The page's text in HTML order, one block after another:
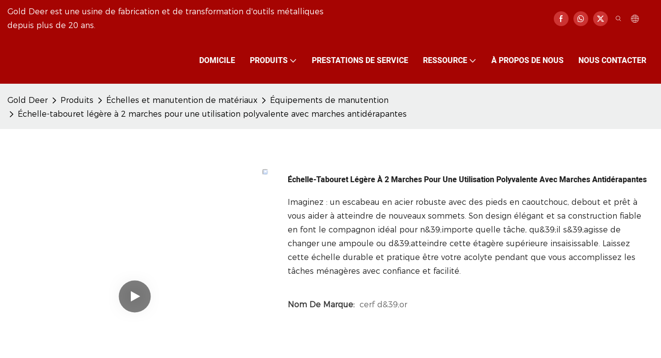
Gold Deer est une usine de fabrication et de transformation d'outils métalliques
depuis plus de 20 ans.
DOMICILE PRODUITS PRESTATIONS DE SERVICE RESSOURCE À PROPOS DE NOUS NOUS CONTACTER
Gold Deer Produits Échelles et manutention de matériaux
Équipements de manutention
Échelle-tabouret légère à 2 marches pour une utilisation polyvalente avec marches antidérapantes
Échelle-Tabouret Légère À 2 Marches Pour Une Utilisation Polyvalente Avec Marches Antidérapantes
Imaginez : un escabeau en acier robuste avec des pieds en caoutchouc, debout et prêt à
vous aider à atteindre de nouveaux sommets. Son design élégant et sa construction fiable
en font le compagnon idéal pour n&39;importe quelle tâche, qu&39;il s&39;agisse de
changer une ampoule ou d&39;atteindre cette étagère supérieure insaisissable. Laissez
cette échelle durable et pratique être votre acolyte pendant que vous accomplissez les
tâches ménagères avec confiance et facilité.
Nom De Marque: cerf d&39;or